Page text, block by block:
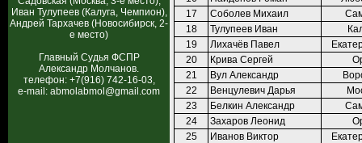
Иван Тулупеев (Калуга, Чемпион),
Андрей Тархачев (Новосибирск, 2-
е место)
Главный Судья ФСПР
Александр Молчанов.
телефон: +7(916) 742-16-03,
e-mail: abmolabmol@gmail.com
17
Соболев Михаил
18
Тулупеев Иван
19
Лихачёв Павел
20
Крива Сергей
21
Вул Александр
22
Венцулевич Дарья
23
Белкин Александр
24
Захаров Леонид
25
Иванов Виктор